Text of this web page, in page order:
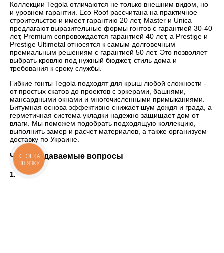
Коллекции Tegola отличаются не только внешним видом, но
и уровнем гарантии. Eco Roof рассчитана на практичное
строительство и имеет гарантию 20 лет, Master и Unica
предлагают выразительные формы гонтов с гарантией 30-40
лет, Premium сопровождается гарантией 40 лет, а Prestige и
Prestige Ultimetal относятся к самым долговечным
премиальным решениям с гарантией 50 лет. Это позволяет
выбрать кровлю под нужный бюджет, стиль дома и
требования к сроку службы.
Гибкие гонты Tegola подходят для крыш любой сложности -
от простых скатов до проектов с эркерами, башнями,
мансардными окнами и многочисленными примыканиями.
Битумная основа эффективно снижает шум дождя и града, а
герметичная система укладки надежно защищает дом от
влаги. Мы поможем подобрать подходящую коллекцию,
выполнить замер и расчет материалов, а также организуем
доставку по Украине.
Часто задаваемые вопросы
1.
КНОПКА
ЗВ'ЯЗКУ